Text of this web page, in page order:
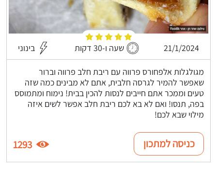
21/1/2024 שעה ו-30 דקות בינוני
מגולגלות אלפחורס פרווה עם ריבת חלב פרווה וברור
שאפשר להמיר לגרסה חלבית, אתם לא מבינים כמה שזה
טעים וממכר אתם חייבים לנסות להכין בבית! נימוח ומתמוסס
בפה, תנסו! ואם לא בא לכם ריבת חלב אפשר לשים איזה
מילוי שבא לכם!
כניסה למתכון 1293